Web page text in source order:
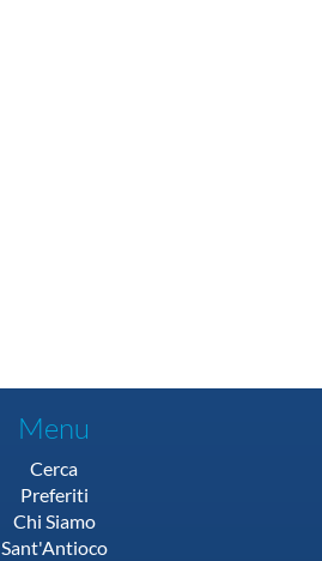
Menu
Cerca
Preferiti
Chi Siamo
Sant'Antioco